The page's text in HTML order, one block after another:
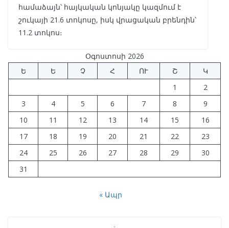
համաձայն՝ հայկական կոնյակը կազմում է
շուկայի 21.6 տոկոսը, իսկ վրացական բրենդին՝
11.2 տոկոս։
Օգոստոսի 2026
Ե
Ե Չ Հ ՈՒ Շ
Կ
1
2
3
4 5 6 7 8
9
10
11 12 13 14 15
16
17
18 19 20 21 22
23
24
25 26 27 28 29
30
31
« Ապր